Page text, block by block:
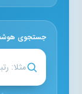
جستجوی